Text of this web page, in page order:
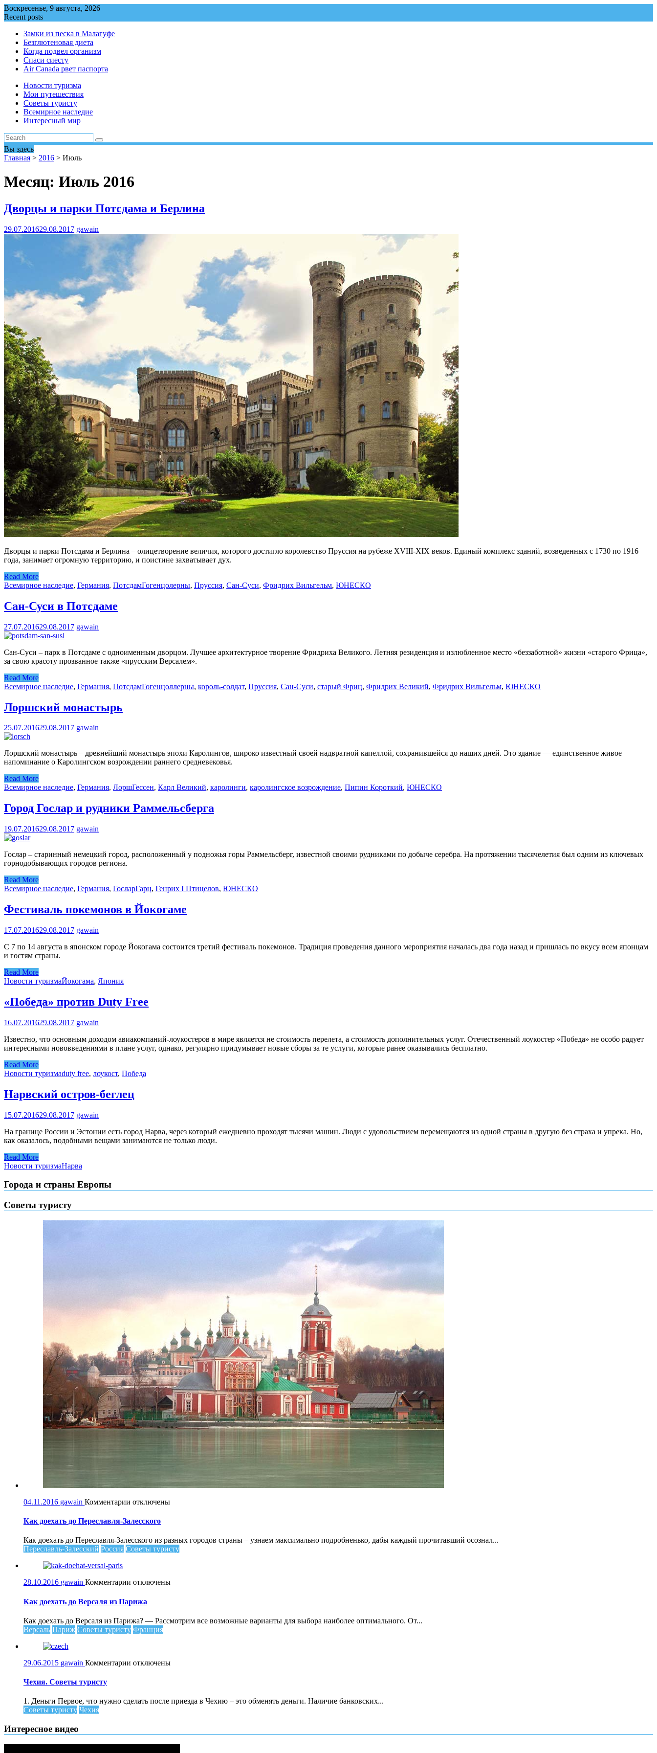
Перейти
к
Воскресенье, 9 августа, 2026
Recent posts
Замки из песка в Малагуфе
Безглютеновая диета
Когда подвел организм
Спаси сиесту
Air Canada рвет паспорта
Новости туризма
Мои путешествия
Советы туристу
Всемирное наследие
Интересный мир
Вы здесь
Главная > 2016 > Июль
Месяц: Июль 2016
Дворцы и парки Потсдама и Берлина
29.07.201629.08.2017 gawain
Дворцы и парки Потсдама и Берлина – олицетворение величия, которого достигло королевство Пруссия на рубеже XVIII-XIX веков. Единый комплекс зданий, возведенных с 1730 по 1916
года, занимает огромную территорию, и поистине захватывает дух.
Read More
Всемирное наследие, Германия, ПотсдамГогенцолерны, Пруссия, Сан-Суси, Фридрих Вильгельм, ЮНЕСКО
Сан-Суси в Потсдаме
27.07.201629.08.2017 gawain
Сан-Суси – парк в Потсдаме с одноименным дворцом. Лучшее архитектурное творение Фридриха Великого. Летняя резиденция и излюбленное место «беззаботной» жизни «старого Фрица»,
за свою красоту прозванное также «прусским Версалем».
Read More
Всемирное наследие, Германия, ПотсдамГогенцоллерны, король-солдат, Пруссия, Сан-Суси, старый Фриц, Фридрих Великий, Фридрих Вильгельм, ЮНЕСКО
Лоршский монастырь
25.07.201629.08.2017 gawain
Лоршский монастырь – древнейший монастырь эпохи Каролингов, широко известный своей надвратной капеллой, сохранившейся до наших дней. Это здание — единственное живое
напоминание о Каролингском возрождении раннего средневековья.
Read More
Всемирное наследие, Германия, ЛоршГессен, Карл Великий, каролинги, каролингское возрождение, Пипин Короткий, ЮНЕСКО
Город Гослар и рудники Раммельсберга
19.07.201629.08.2017 gawain
Гослар – старинный немецкий город, расположенный у подножья горы Раммельсберг, известной своими рудниками по добыче серебра. На протяжении тысячелетия был одним из ключевых
горнодобывающих городов региона.
Read More
Всемирное наследие, Германия, ГосларГарц, Генрих I Птицелов, ЮНЕСКО
Фестиваль покемонов в Йокогаме
17.07.201629.08.2017 gawain
С 7 по 14 августа в японском городе Йокогама состоится третий фестиваль покемонов. Традиция проведения данного мероприятия началась два года назад и пришлась по вкусу всем японцам
и гостям страны.
Read More
Новости туризмаЙокогама, Япония
«Победа» против Duty Free
16.07.201629.08.2017 gawain
Известно, что основным доходом авиакомпаний-лоукостеров в мире является не стоимость перелета, а стоимость дополнительных услуг. Отечественный лоукостер «Победа» не особо радует
интересными нововведениями в плане услуг, однако, регулярно придумывает новые сборы за те услуги, которые ранее оказывались бесплатно.
Read More
Новости туризмаduty free, лоукост, Победа
Нарвский остров-беглец
15.07.201629.08.2017 gawain
На границе России и Эстонии есть город Нарва, через который ежедневно проходят тысячи машин. Люди с удовольствием перемещаются из одной страны в другую без страха и упрека. Но,
как оказалось, подобными вещами занимаются не только люди.
Read More
Новости туризмаНарва
Города и страны Европы
Советы туристу
04.11.2016 gawain Комментарии к
Как
Переславля-
Залесского
отключены
Как доехать до Переславля-Залесского
Как доехать до Переславля-Залесского из разных городов страны – узнаем максимально подробненько, дабы каждый прочитавший осознал...
Переславль-Залесский Россия Советы туристу
28.10.2016 gawain Комментарии к
Как
доехать
Версаля
из
отключены
Как доехать до Версаля из Парижа
Как доехать до Версаля из Парижа? — Рассмотрим все возможные варианты для выбора наиболее оптимального. От...
Версаль Париж Советы туристу Франция
29.06.2015 gawain Комментарии котключены
Чехия. Советы туристу
1. Деньги Первое, что нужно сделать после приезда в Чехию – это обменять деньги. Наличие банковских...
Советы туристу Чехия
Интересное видео